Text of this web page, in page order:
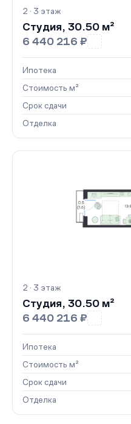
2 · 3 этаж
Студия, 30.50 м²
6 440 216 ₽
Ипотека
Стоимость м²
Срок сдачи
Отделка
2 · 3 этаж
Студия, 30.50 м²
6 440 216 ₽
Ипотека
Стоимость м²
Срок сдачи
Отделка